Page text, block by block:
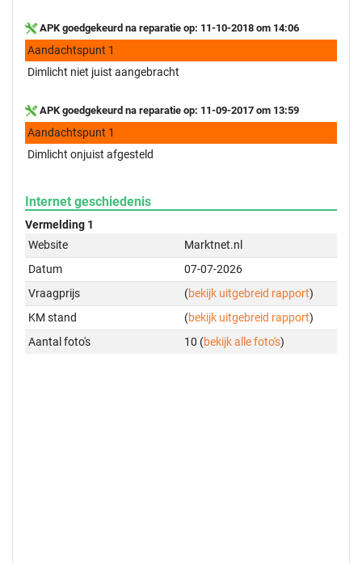
APK goedgekeurd na reparatie op: 11-10-2018 om 14:06
Aandachtspunt 1
Dimlicht niet juist aangebracht
APK goedgekeurd na reparatie op: 11-09-2017 om 13:59
Aandachtspunt 1
Dimlicht onjuist afgesteld
Internet geschiedenis
Vermelding 1
Website
Marktnet.nl
Datum
07-07-2026
Vraagprijs
(bekijk uitgebreid rapport)
KM stand
(bekijk uitgebreid rapport)
Aantal foto's
10 (bekijk alle foto's)